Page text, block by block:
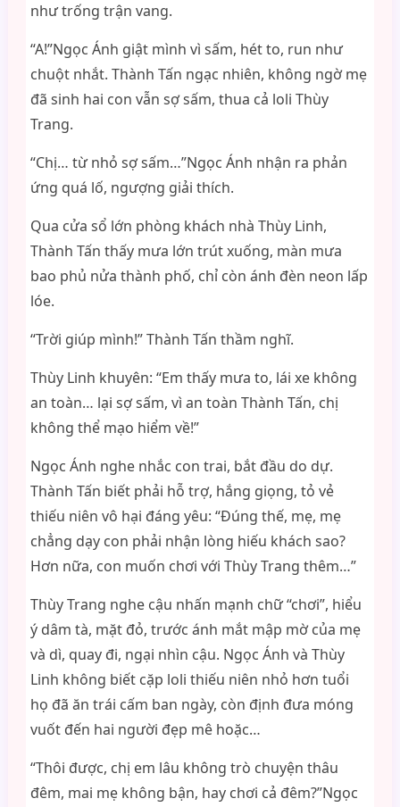
như trống trận vang.
“A!”Ngọc Ánh giật mình vì sấm, hét to, run như
chuột nhắt. Thành Tấn ngạc nhiên, không ngờ mẹ
đã sinh hai con vẫn sợ sấm, thua cả loli Thùy
Trang.
“Chị… từ nhỏ sợ sấm…”Ngọc Ánh nhận ra phản
ứng quá lố, ngượng giải thích.
Qua cửa sổ lớn phòng khách nhà Thùy Linh,
Thành Tấn thấy mưa lớn trút xuống, màn mưa
bao phủ nửa thành phố, chỉ còn ánh đèn neon lấp
lóe.
“Trời giúp mình!” Thành Tấn thầm nghĩ.
Thùy Linh khuyên: “Em thấy mưa to, lái xe không
an toàn… lại sợ sấm, vì an toàn Thành Tấn, chị
không thể mạo hiểm về!”
Ngọc Ánh nghe nhắc con trai, bắt đầu do dự.
Thành Tấn biết phải hỗ trợ, hắng giọng, tỏ vẻ
thiếu niên vô hại đáng yêu: “Đúng thế, mẹ, mẹ
chẳng dạy con phải nhận lòng hiếu khách sao?
Hơn nữa, con muốn chơi với Thùy Trang thêm…”
Thùy Trang nghe cậu nhấn mạnh chữ “chơi”, hiểu
ý dâm tà, mặt đỏ, trước ánh mắt mập mờ của mẹ
và dì, quay đi, ngại nhìn cậu. Ngọc Ánh và Thùy
Linh không biết cặp loli thiếu niên nhỏ hơn tuổi
họ đã ăn trái cấm ban ngày, còn định đưa móng
vuốt đến hai người đẹp mê hoặc…
“Thôi được, chị em lâu không trò chuyện thâu
đêm, mai mẹ không bận, hay chơi cả đêm?”Ngọc